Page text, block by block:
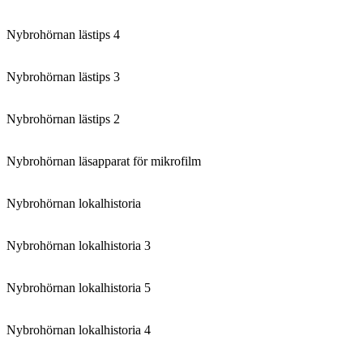
Nybrohörnan lästips 4
Nybrohörnan lästips 3
Nybrohörnan lästips 2
Nybrohörnan läsapparat för mikrofilm
Nybrohörnan lokalhistoria
Nybrohörnan lokalhistoria 3
Nybrohörnan lokalhistoria 5
Nybrohörnan lokalhistoria 4